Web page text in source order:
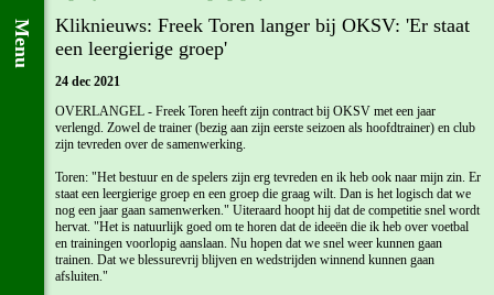
Menu
Kliknieuws: Freek Toren langer bij OKSV: 'Er staat
een leergierige groep'
24 dec 2021
OVERLANGEL - Freek Toren heeft zijn contract bij OKSV met een jaar
verlengd. Zowel de trainer (bezig aan zijn eerste seizoen als hoofdtrainer) en club
zijn tevreden over de samenwerking.
Toren: "Het bestuur en de spelers zijn erg tevreden en ik heb ook naar mijn zin. Er
staat een leergierige groep en een groep die graag wilt. Dan is het logisch dat we
nog een jaar gaan samenwerken." Uiteraard hoopt hij dat de competitie snel wordt
hervat. "Het is natuurlijk goed om te horen dat de ideeën die ik heb over voetbal
en trainingen voorlopig aanslaan. Nu hopen dat we snel weer kunnen gaan
trainen. Dat we blessurevrij blijven en wedstrijden winnend kunnen gaan
afsluiten."